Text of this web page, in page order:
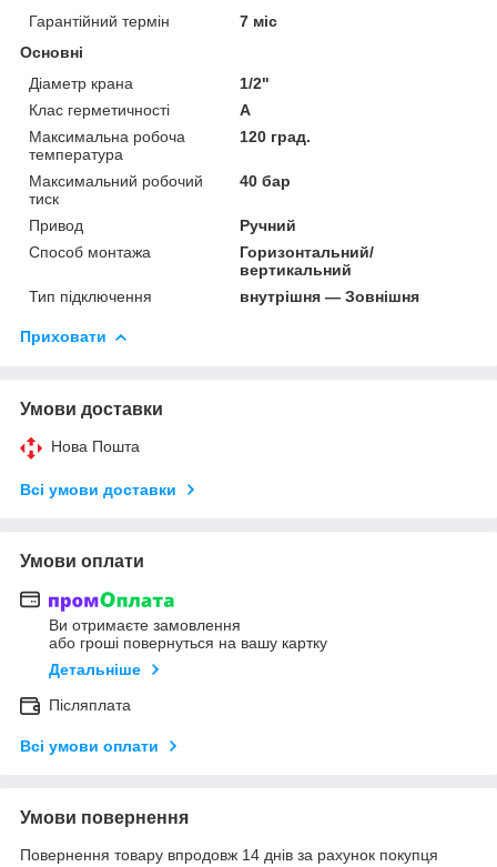
Гарантійний термін
7 міс
Основні
Діаметр крана
1/2"
Клас герметичності
А
Максимальна робоча
температура
120 град.
Максимальний робочий
тиск
40 бар
Привод
Ручний
Способ монтажа
Горизонтальний/
вертикальний
Тип підключення
внутрішня — Зовнішня
Приховати
Умови доставки
Нова Пошта
Всі умови доставки
Умови оплати
Ви отримаєте замовлення
або гроші повернуться на вашу картку
Детальніше
Післяплата
Всі умови оплати
Умови повернення
Повернення товару впродовж 14 днів за рахунок покупця